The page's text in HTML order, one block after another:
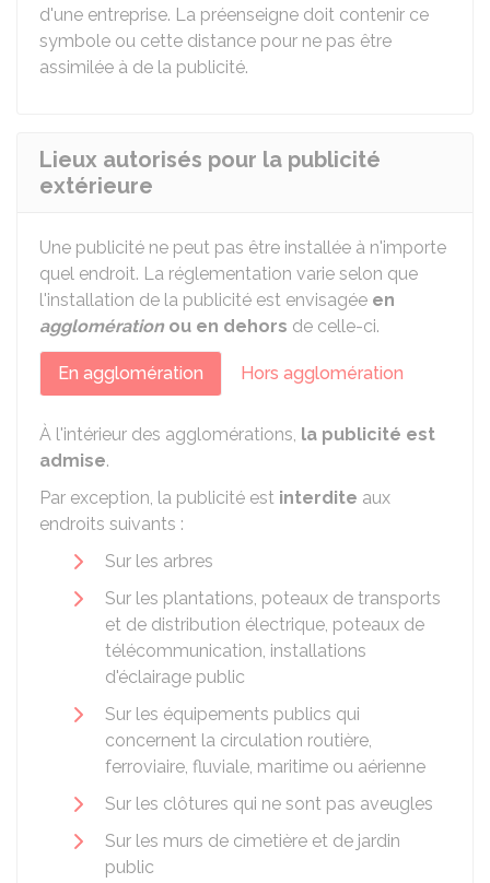
d'une entreprise. La préenseigne doit contenir ce
symbole ou cette distance pour ne pas être
assimilée à de la publicité.
Lieux autorisés pour la publicité
extérieure
Une publicité ne peut pas être installée à n'importe
quel endroit. La réglementation varie selon que
l'installation de la publicité est envisagée en
agglomérationou en dehors de celle-ci.
En agglomération Hors agglomération
À l'intérieur des agglomérations, la publicité est
admise.
Par exception, la publicité est interdite aux
endroits suivants :
Sur les arbres
Sur les plantations, poteaux de transports
et de distribution électrique, poteaux de
télécommunication, installations
d'éclairage public
Sur les équipements publics qui
concernent la circulation routière,
ferroviaire, fluviale, maritime ou aérienne
Sur les clôtures qui ne sont pas aveugles
Sur les murs de cimetière et de jardin
public